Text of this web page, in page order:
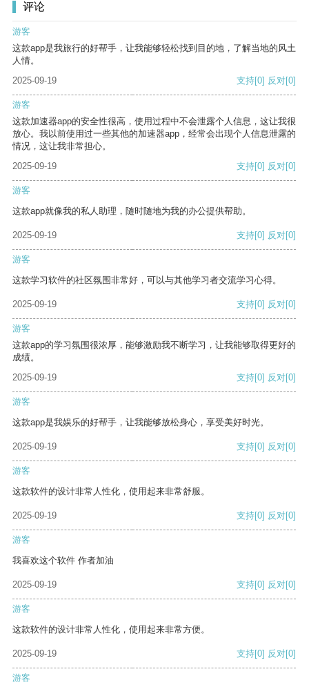
评论
游客
这款app是我旅行的好帮手，让我能够轻松找到目的地，了解当地的风土
人情。
2025-09-19
支持[0] 反对[0]
游客
这款加速器app的安全性很高，使用过程中不会泄露个人信息，这让我很
放心。我以前使用过一些其他的加速器app，经常会出现个人信息泄露的
情况，这让我非常担心。
2025-09-19
支持[0] 反对[0]
游客
这款app就像我的私人助理，随时随地为我的办公提供帮助。
2025-09-19 支持[0] 反对[0]
游客
这款学习软件的社区氛围非常好，可以与其他学习者交流学习心得。
2025-09-19 支持[0] 反对[0]
游客
这款app的学习氛围很浓厚，能够激励我不断学习，让我能够取得更好的
成绩。
2025-09-19
支持[0] 反对[0]
游客
这款app是我娱乐的好帮手，让我能够放松身心，享受美好时光。
2025-09-19 支持[0] 反对[0]
游客
这款软件的设计非常人性化，使用起来非常舒服。
2025-09-19 支持[0] 反对[0]
游客
我喜欢这个软件 作者加油
2025-09-19 支持[0] 反对[0]
游客
这款软件的设计非常人性化，使用起来非常方便。
2025-09-19 支持[0] 反对[0]
游客